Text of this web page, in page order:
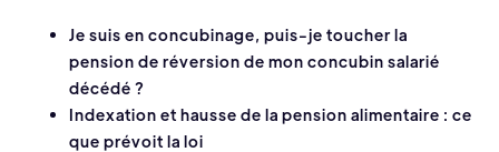
Je suis en concubinage, puis-je toucher la
pension de réversion de mon concubin salarié
décédé ?
Indexation et hausse de la pension alimentaire : ce
que prévoit la loi